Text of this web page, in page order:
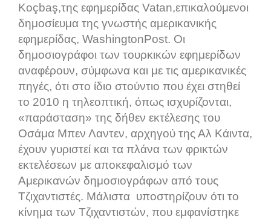
Koçbaş,της εφημερίδας Vatan,επικαλούμενοι
δημοσίευμα της γνωστής αμερικανικής
εφημερίδας, WashingtonPost. Οι
δημοσιογράφοι των τουρκικών εφημερίδων
αναφέρουν, σύμφωνα και με τις αμερικανικές
πηγές, ότι στο ίδιο στούντιο που έχει στηθεί
το 2010 η τηλεοπτική, όπως ισχυρίζονται,
«παράσταση» της δήθεν εκτέλεσης του
Οσάμα Μπεν Λαντεν, αρχηγού της Αλ Κάιντα,
έχουν γυριστεί και τα πλάνα των φρικτών
εκτελέσεων με αποκεφαλισμό των
Αμερικανών δημοσιογράφων από τους
Τζιχαντιστές. Μάλιστα υποστηρίζουν ότι το
κίνημα των Τζιχαντιστών, που εμφανίστηκε